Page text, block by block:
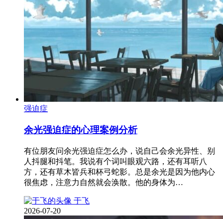
强迫症
余光强迫症的心理案例分析
有位朋友问余光强迫症怎么办，说自己会余光异性、别
人抖腿和抖笔。我说有个词叫眼观六路，还有耳听八
方，还有草木皆兵和杯弓蛇影。总是余光是因为他内心
很焦虑，注意力自然就会涣散。他的身体为…
于飞
2026-07-20